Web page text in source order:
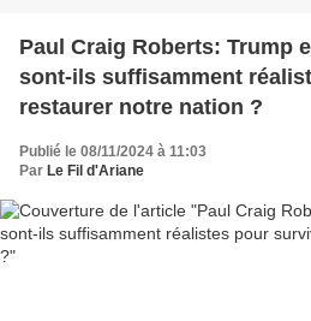
Paul Craig Roberts: Trump
sont-ils suffisamment
restaurer notre nation ?
Publié le 08/11/2024 à 11:03
Par Le Fil d'Ariane